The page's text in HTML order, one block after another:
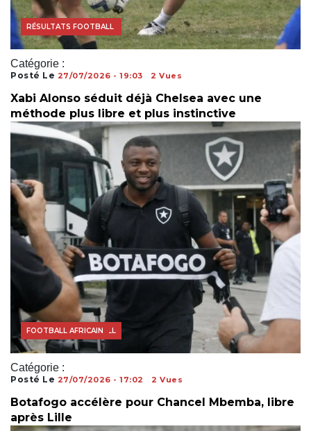
Catégorie :
ACTUALITÉS FOOTBALL
FOOTBALL AFRICAIN
RÉSULTATS FOOTBALL
Posté Le 27/07/2026 - 19:03 2 Vues
Xabi Alonso séduit déjà Chelsea avec une
méthode plus libre et plus instinctive
Catégorie :
ACTUALITÉS FOOTBALL
COUPE DU MONDE
FOOTBALL AFRICAIN
Posté Le 27/07/2026 - 17:02 2 Vues
Botafogo accélère pour Chancel Mbemba, libre
après Lille